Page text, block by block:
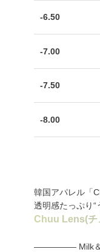
-6.50
-7.00
-7.50
-8.00
韓国アパレル「
透明感たっぷり“
C huu Lens(チ
――――― Milk